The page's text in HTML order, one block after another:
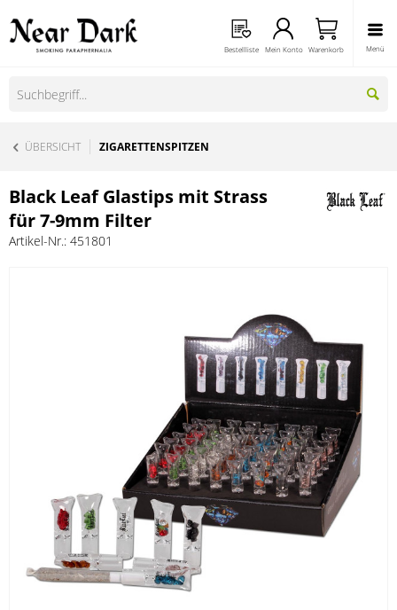
Menü
Bestellliste Mein Konto Warenkorb
ÜBERSICHT ZIGARETTENSPITZEN
Black Leaf Glastips mit Strass
für 7-9mm Filter
Artikel-Nr.: 451801